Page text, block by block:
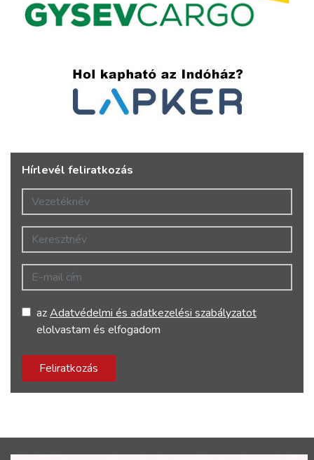
Hírlevél feliratkozás
Vezetéknév
Keresztnév
E-mail cím
azAdatvédelmi és adatkezelési szabályzatot
elolvastam és elfogadom
Feliratkozás